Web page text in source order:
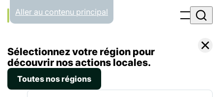
Panneau de gestion des cookies
Aller au contenu principal
Accueil Liste des campagnes Mobilisation « Ça ne tient plus »
TRANSVERSE
Sélectionnez votre région pour
découvrir nos actions locales.
Toutes nos régions